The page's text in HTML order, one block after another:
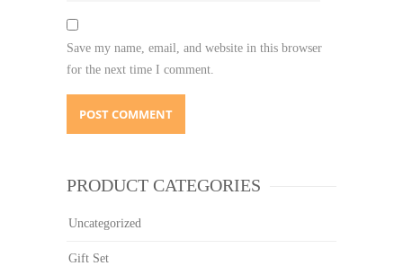
Save my name, email, and website in this browser
for the next time I comment.
PRODUCT CATEGORIES
Uncategorized
Gift Set